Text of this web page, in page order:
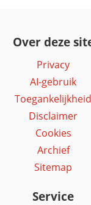
Over deze
Privacy
AI-gebruik
Toegankelijkheid
Disclaimer
Cookies
Archief
Sitemap
Service